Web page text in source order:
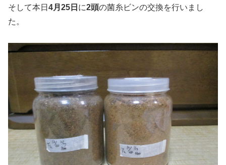
そして本日 4月25日 に2頭の菌糸ビンの交換を行いまし
た。